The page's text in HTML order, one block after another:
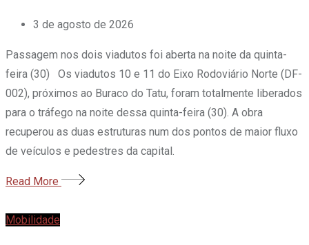
3 de agosto de 2026
Passagem nos dois viadutos foi aberta na noite da quinta-
feira (30) Os viadutos 10 e 11 do Eixo Rodoviário Norte (DF-
002), próximos ao Buraco do Tatu, foram totalmente liberados
para o tráfego na noite dessa quinta-feira (30). A obra
recuperou as duas estruturas num dos pontos de maior fluxo
de veículos e pedestres da capital.
Read More
Mobilidade